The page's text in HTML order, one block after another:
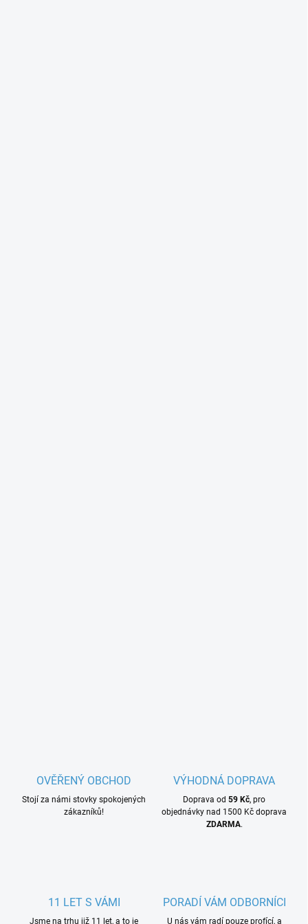
OVĚŘENÝ OBCHOD
Stojí za námi stovky spokojených
zákazníků!
VÝHODNÁ DOPRAVA
Doprava od 59 Kč, pro
objednávky nad 1500 Kč doprava
ZDARMA.
11 LET S VÁMI
Jsme na trhu již 11 let, a to je
PORADÍ VÁM ODBORNÍCI
U nás vám radí pouze profící, a